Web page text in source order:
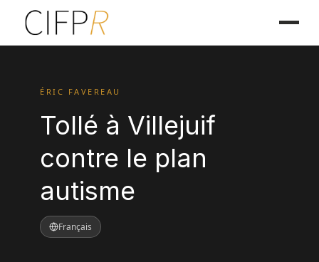
ÉRIC FAVEREAU
Tollé à Villejuif
contre le plan
autisme
Français